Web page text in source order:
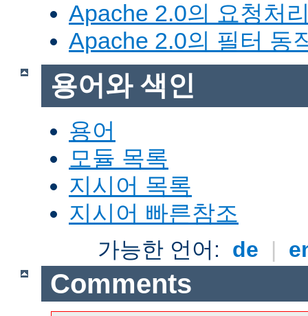
Apache 2.0의 요청처
Apache 2.0의 필터 동
용어와 색인
용어
모듈 목록
지시어 목록
지시어 빠른참조
가능한 언어: de |
Comments